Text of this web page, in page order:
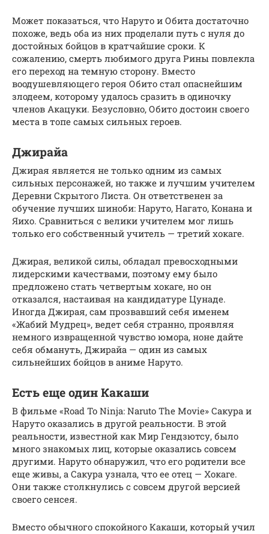
Может показаться, что Наруто и Обита достаточно
похоже, ведь оба из них проделали путь с нуля до
достойных бойцов в кратчайшие сроки. К
сожалению, смерть любимого друга Рины повлекла
его переход на темную сторону. Вместо
воодушевляющего героя Обито стал опаснейшим
злодеем, которому удалось сразить в одиночку
членов Акацуки. Безусловно, Обито достоин своего
места в топе самых сильных героев.
Джирайа
Джирая является не только одним из самых
сильных персонажей, но также и лучшим учителем
Деревни Скрытого Листа. Он ответственен за
обучение лучших шиноби: Наруто, Нагато, Конана и
Яихо. Сравниться с велики учителем мог лишь
только его собственный учитель — третий хокаге.
Джирая, великой силы, обладал превосходными
лидерскими качествами, поэтому ему было
предложено стать четвертым хокаге, но он
отказался, настаивая на кандидатуре Цунаде.
Иногда Джирая, сам прозвавший себя именем
«Жабий Мудрец», ведет себя странно, проявляя
немного извращенной чувство юмора, ноне дайте
себя обмануть, Джирайа — один из самых
сильнейших бойцов в аниме Наруто.
Есть еще один Какаши
В фильме «Road To Ninja: Naruto The Movie» Сакура и
Наруто оказались в другой реальности. В этой
реальности, известной как Мир Гендзютсу, было
много знакомых лиц, которые оказались совсем
другими. Наруто обнаружил, что его родители все
еще живы, а Сакура узнала, что ее отец — Хокаге.
Они также столкнулись с совсем другой версией
своего сенсея.
Вместо обычного спокойного Какаши, который учил